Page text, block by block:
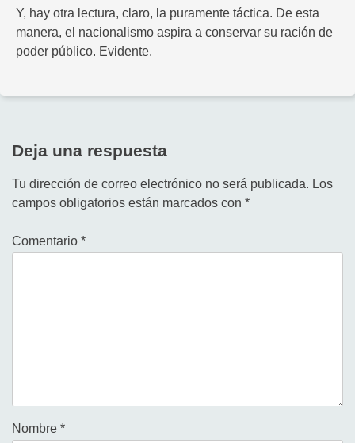
Y, hay otra lectura, claro, la puramente táctica. De esta
manera, el nacionalismo aspira a conservar su ración de
poder público. Evidente.
Deja una respuesta
Tu dirección de correo electrónico no será publicada. Los
campos obligatorios están marcados con *
Comentario *
Nombre *